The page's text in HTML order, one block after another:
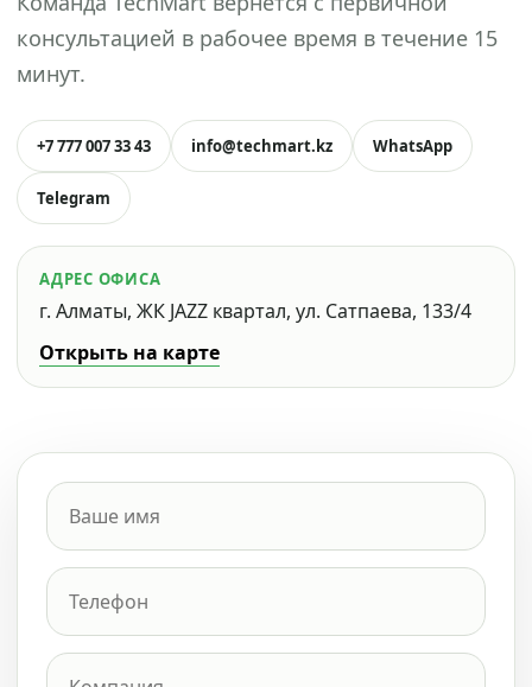
консультацией в рабочее время в течение 15
минут.
+7 777 007 33 43 info@techmart.kz WhatsApp
Telegram
АДРЕС ОФИСА
г. Алматы, ЖК JAZZ квартал, ул. Сатпаева, 133/4
Открыть на карте